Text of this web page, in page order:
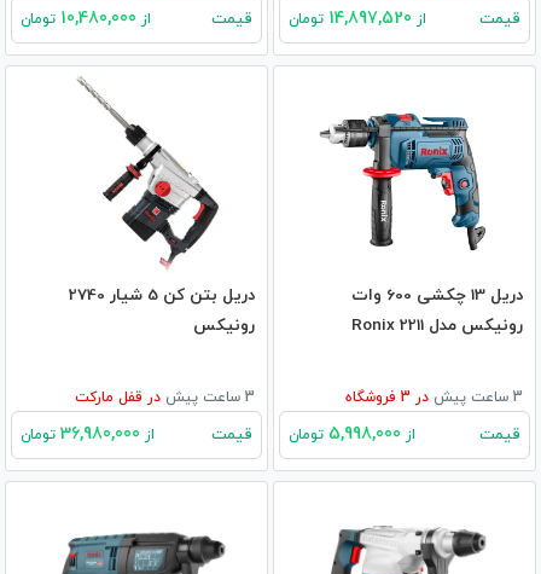
قیمت از تومان قیمت از تومان
دریل 13 چکشی 600 وات
رونیکس مدل 2211 Ronix
3 ساعت پیش در فروشگاه
قیمت از تومان
دریل بتن کن 5 شیار 2740
رونیکس
3 ساعت پیش در قفل مارکت
قیمت از تومان